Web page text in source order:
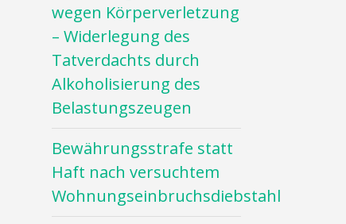
wegen Körperverletzung
– Widerlegung des
Tatverdachts durch
Alkoholisierung des
Belastungszeugen
Bewährungsstrafe statt
Haft nach versuchtem
Wohnungseinbruchsdiebstahl